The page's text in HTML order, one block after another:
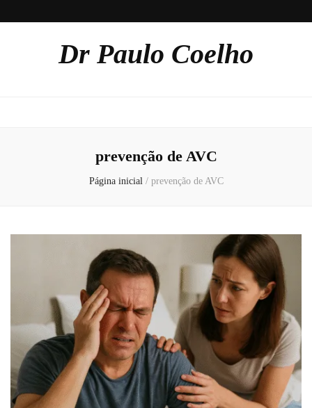
Dr Paulo Coelho
prevenção de AVC
Página inicial / prevenção de AVC